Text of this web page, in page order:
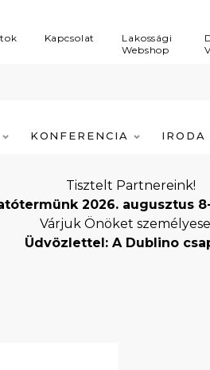
Kapcsolat
Lakossági
Webshop
KONFERENCIA IRODA
Tisztelt Partnereink!
2026. augusztus
Várjuk Önöket
Üdvözlettel: A Dublino